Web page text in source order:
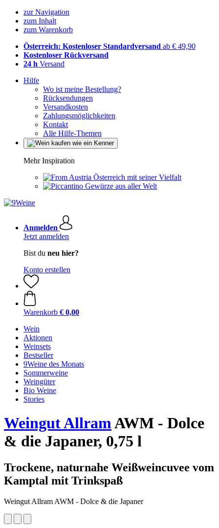
zur Navigation
zum Inhalt
zum Warenkorb
Österreich: Kostenloser Standardversand ab € 49,90
Kostenloser Rückversand
24 h Versand
Hilfe
Wo ist meine Bestellung?
Rücksendungen
Versandkosten
Zahlungsmöglichkeiten
Kontakt
Alle Hilfe-Themen
Mehr Inspiration
Österreich mit seiner Vielfalt
Gewürze aus aller Welt
Anmelden
Jetzt anmelden
Bist du neu hier?
Konto erstellen
Warenkorb € 0,00
Wein
Aktionen
Weinsets
Bestseller
9Weine des Monats
Sommerweine
Weingüter
Bio Weine
Stories
Weingut AllramAWM - Dolce
& die Japaner, 0,75 l
Trockene, naturnahe Weißweincuvee vom
Kamptal mit Trinkspaß
Weingut Allram AWM - Dolce & die Japaner